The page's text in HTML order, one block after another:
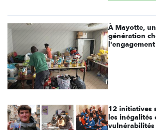
À Mayotte,
génération
l'engagement
12 initiatives
les inégalités
vulnérabilités